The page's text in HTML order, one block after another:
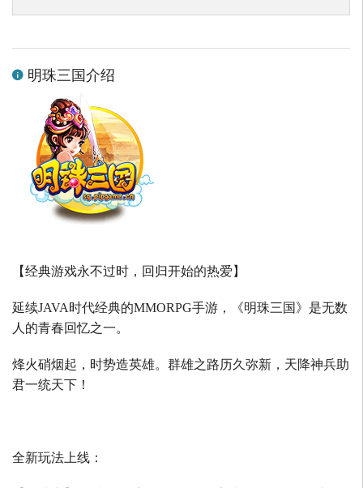
明珠三国介绍
【经典游戏永不过时，回归开始的热爱】
延续JAVA时代经典的MMORPG手游，《明珠三国》是无数
人的青春回忆之一。
烽火硝烟起，时势造英雄。群雄之路历久弥新，天降神兵助
君一统天下！
全新玩法上线：